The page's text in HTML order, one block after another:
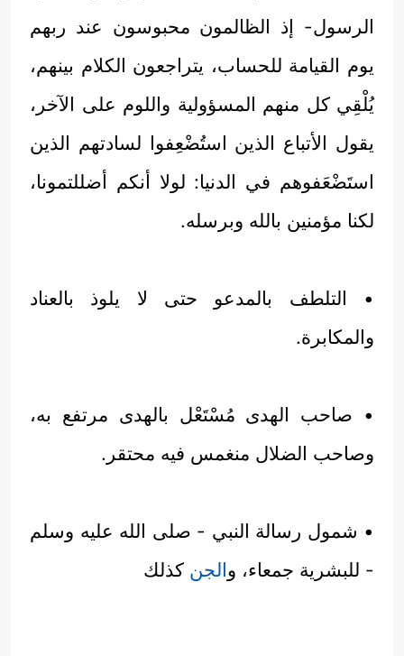
الرسول- إذ الظالمون محبوسون عند ربهم
يوم القيامة للحساب، يتراجعون الكلام بينهم،
يُلْقِي كل منهم المسؤولية واللوم على الآخر،
يقول الأتباع الذين استُضْعِفوا لسادتهم الذين
استَضْعَفوهم في الدنيا: لولا أنكم أضللتمونا،
لكنا مؤمنين بالله وبرسله.
• التلطف بالمدعو حتى لا يلوذ بالعناد
والمكابرة.
• صاحب الهدى مُسْتَعْل بالهدى مرتفع به،
وصاحب الضلال منغمس فيه محتقر.
• شمول رسالة النبي - صلى الله عليه وسلم
- للبشرية جمعاء، والجن كذلك